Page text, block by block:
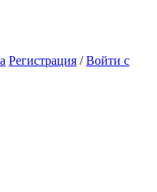
Регистрация /Войти с